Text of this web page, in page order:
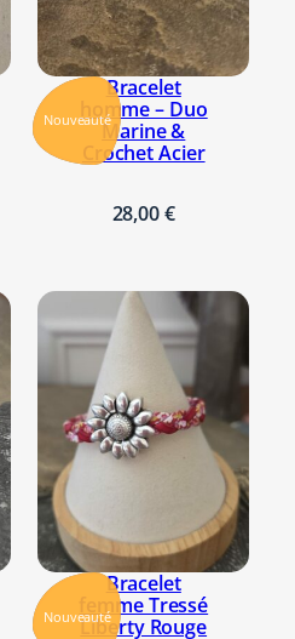
Nouveauté
Bracelet
homme – Duo
Marine &
Crochet Acier
28,00€
Nouveauté
Bracelet
femme Tressé
Liberty Rouge